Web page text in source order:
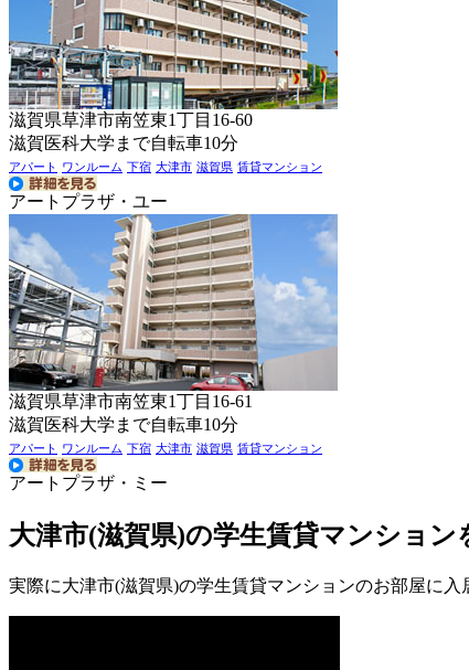
滋賀県草津市南笠東1丁目16-60
滋賀医科大学まで自転車10分
アパート ワンルーム 下宿 大津市 滋賀県 賃貸マンション
アートプラザ・ユー
滋賀県草津市南笠東1丁目16-61
滋賀医科大学まで自転車10分
アパート ワンルーム 下宿 大津市 滋賀県 賃貸マンション
アートプラザ・ミー
大津市(滋賀県)の学生賃貸マンション
実際に大津市(滋賀県)の学生賃貸マンションのお部屋に